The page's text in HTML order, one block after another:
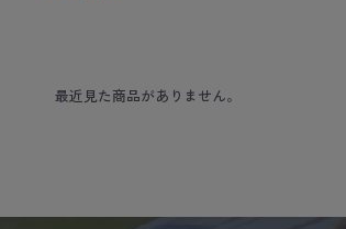
最近見た商品がありません。